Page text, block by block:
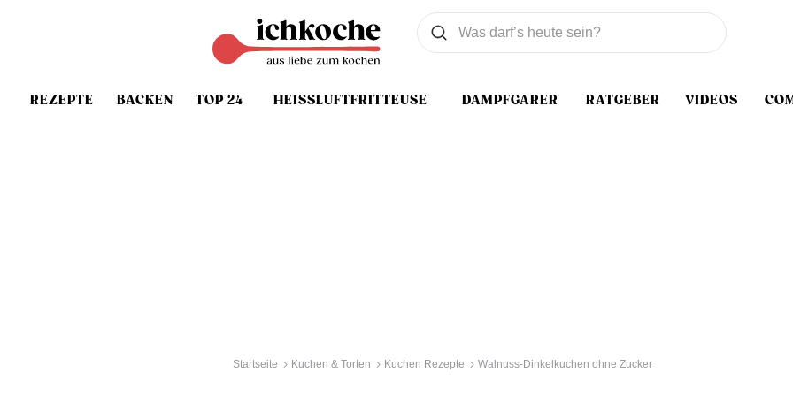
REZEPTE BACKEN TOP 24 HEISSLUFTFRITTEUSE DAMPFGARER RATGEBER VIDEOS
Was wollen Sie suchen
Suchen
Startseite Kuchen & Torten Kuchen Rezepte Walnuss-Dinkelkuchen ohne Zucker